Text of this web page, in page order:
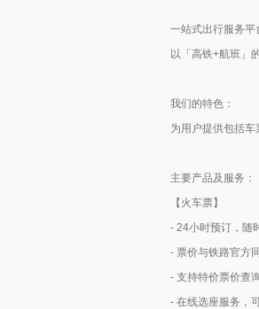
一站式出行服务平
以「高铁+航班」
我们的特色：
为用户提供包括
主要产品及服务：
【火车票】
- 24小时预订，随
- 票价与铁路官方
- 支持特价票价查
- 在线选座服务，